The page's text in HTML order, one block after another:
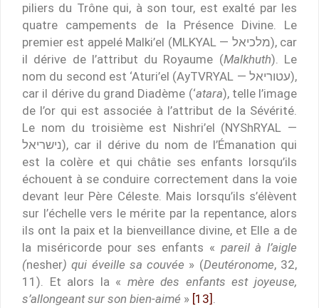
piliers du Trône qui, à son tour, est exalté par les
quatre campements de la Présence Divine. Le
premier est appelé Malki’el (MLKYAL — מלכיאל), car
il dérive de l’attribut du Royaume (Malkhuth). Le
nom du second est ‘Aturi’el (AyTVRYAL — עטוריאל),
car il dérive du grand Diadème (‘atara), telle l’image
de l’or qui est associée à l’attribut de la Sévérité.
Le nom du troisième est Nishri’el (NYShRYAL —
נישריאל), car il dérive du nom de l’Émanation qui
est la colère et qui châtie ses enfants lorsqu’ils
échouent à se conduire correctement dans la voie
devant leur Père Céleste. Mais lorsqu’ils s’élèvent
sur l’échelle vers le mérite par la repentance, alors
ils ont la paix et la bienveillance divine, et Elle a de
la miséricorde pour ses enfants « pareil à l’aigle
(nesher) qui éveille sa couvée » (Deutéronome, 32,
11). Et alors la « mère des enfants est joyeuse,
s’allongeant sur son bien-aimé » [13] .